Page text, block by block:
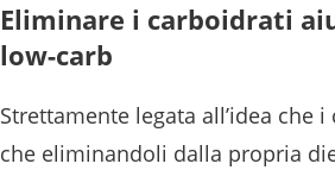
Eliminare i carboidrati
low-carb
Strettamente legata all’idea che
che eliminandoli dalla propria